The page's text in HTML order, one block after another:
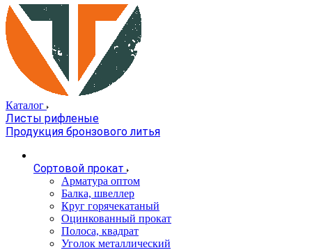
Каталог
Листы рифленые
Продукция бронзового литья
Сортовой прокат
Арматура оптом
Балка, швеллер
Круг горячекатаный
Оцинкованный прокат
Полоса, квадрат
Уголок металлический